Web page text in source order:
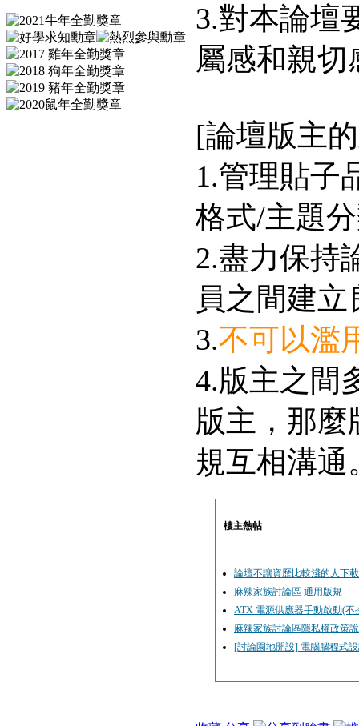
3.對本論壇
屬感和親切
[論壇版主
1.管理貼子
格式/主題
2.盡力保持
員之間建
3.不可以濫
4.版主之間
版主，那麼
規互相溝通
樓主熱帖
論壇不讓資歷比較淺的人下
麻辣家族討論區 通用版規
ATX 電源供應器手動啟動(不
麻辣家族討論區隱私權政策
[討論園地開設] 電腦腦程式